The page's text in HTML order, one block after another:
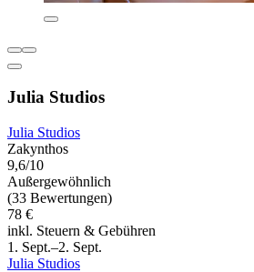
Julia Studios
Julia Studios
Zakynthos
9,6/10
Außergewöhnlich
(33 Bewertungen)
78 €
inkl. Steuern & Gebühren
1. Sept.–2. Sept.
Julia Studios